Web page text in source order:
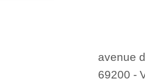
avenue
69200 -